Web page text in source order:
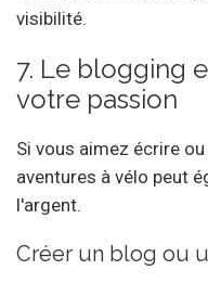
visibilité.
7. Le blogging
votre passion
Si vous aimez écrire
aventures à vélo peut
l'argent.
Créer un blog ou